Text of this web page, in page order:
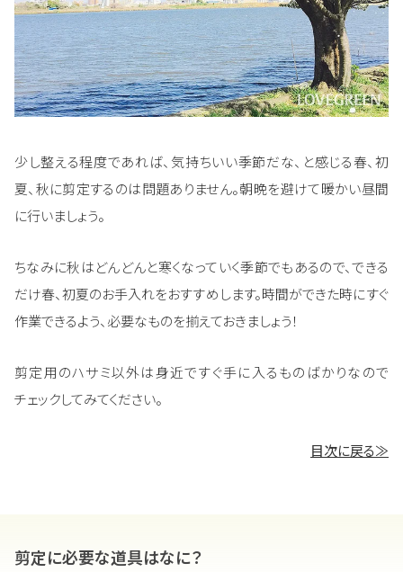
少し整える程度であれば、気持ちいい季節だな、と感じる春、初
夏、秋に剪定するのは問題ありません。朝晩を避けて暖かい昼間
に行いましょう。
ちなみに秋はどんどんと寒くなっていく季節でもあるので、できる
だけ春、初夏のお手入れをおすすめします。時間ができた時にすぐ
作業できるよう、必要なものを揃えておきましょう！
剪定用のハサミ以外は身近ですぐ手に入るものばかりなので
チェックしてみてください。
目次に戻る≫
剪定に必要な道具はなに？